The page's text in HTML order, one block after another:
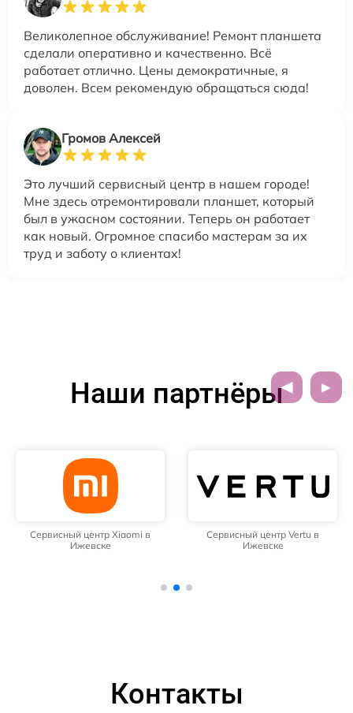
Великолепное обслуживание! Ремонт планшета
сделали оперативно и качественно. Всё
работает отлично. Цены демократичные, я
доволен. Всем рекомендую обращаться сюда!
Громов Алексей
Это лучший сервисный центр в нашем городе!
Мне здесь отремонтировали планшет, который
был в ужасном состоянии. Теперь он работает
как новый. Огромное спасибо мастерам за их
труд и заботу о клиентах!
Наши партнёры
Сервисный центр Xiaomi в
Ижевске
Сервисный центр Vertu в
Ижевске
Контакты